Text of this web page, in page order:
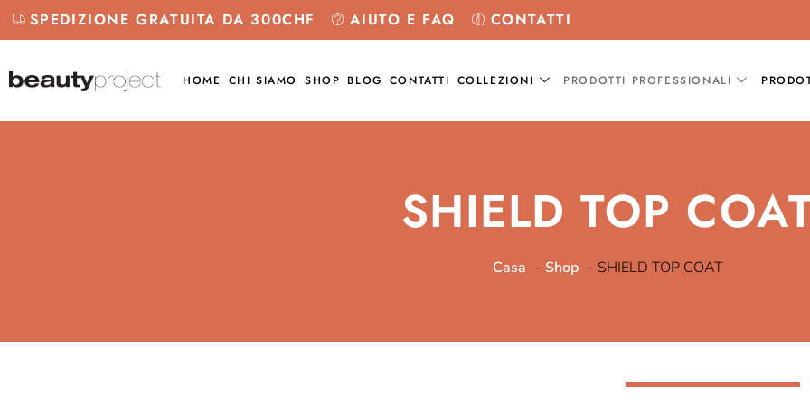
SPEDIZIONE GRATUITA DA 300CHF AIUTO E FAQ CONTATTI
HOME CHI SIAMO SHOP BLOG CONTATTI COLLEZIONI PRODOTTI PROFESSIONALI
SHIELD TOP
Casa Shop SHIELD TOP COAT